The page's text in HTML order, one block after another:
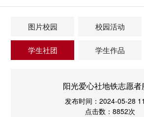
图片校园 校园活动
学生社团 学生作品
阳光爱心社地铁志愿者
发布时间：2024-05-28
点击数：8852次